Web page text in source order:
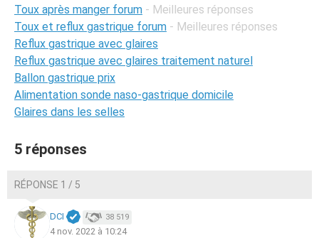
Toux après manger forum - Meilleures réponses
Toux et reflux gastrique forum - Meilleures réponses
Reflux gastrique avec glaires
Reflux gastrique avec glaires traitement naturel
Ballon gastrique prix
Alimentation sonde naso-gastrique domicile
Glaires dans les selles
5 réponses
RÉPONSE 1 / 5
DCI 38 519
4 nov. 2022 à 10:24